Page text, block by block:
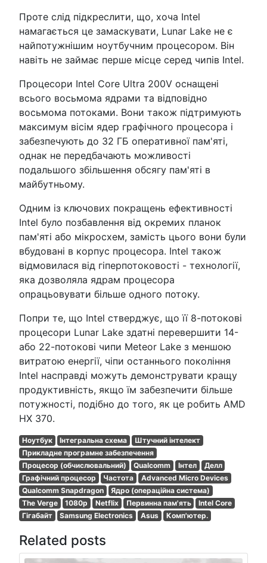
Проте слід підкреслити, що, хоча Intel
намагається це замаскувати, Lunar Lake не є
найпотужнішим ноутбучним процесором. Він
навіть не займає перше місце серед чипів Intel.
Процесори Intel Core Ultra 200V оснащені
всього восьмома ядрами та відповідно
восьмома потоками. Вони також підтримують
максимум вісім ядер графічного процесора і
забезпечують до 32 ГБ оперативної пам'яті,
однак не передбачають можливості
подальшого збільшення обсягу пам'яті в
майбутньому.
Одним із ключових покращень ефективності
Intel було позбавлення від окремих планок
пам'яті або мікросхем, замість цього вони були
вбудовані в корпус процесора. Intel також
відмовилася від гіперпотоковості - технології,
яка дозволяла ядрам процесора
опрацьовувати більше одного потоку.
Попри те, що Intel стверджує, що її 8-потокові
процесори Lunar Lake здатні перевершити 14-
або 22-потокові чипи Meteor Lake з меншою
витратою енергії, чіпи останнього покоління
Intel насправді можуть демонструвати кращу
продуктивність, якщо їм забезпечити більше
потужності, подібно до того, як це робить AMD
HX 370.
Ноутбук Інтегральна схема
Штучний інтелект
Прикладне програмне забезпечення
Процесор (обчислювальний)
Qualcomm Інтел
Делл
Графічний процесор
Частота
Advanced Micro Devices
Qualcomm Snapdragon
Ядро (операційна система)
The Verge
1080p Netflix Первинна пам'ять
Intel Core
Гігабайт
Samsung Electronics Asus Комп'ютер.
Related posts